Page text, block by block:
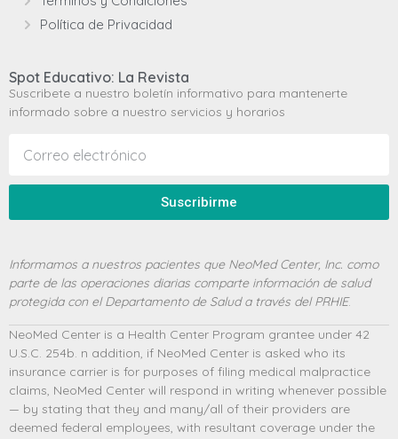
Política de Privacidad
Spot Educativo: La Revista
Suscribete a nuestro boletín informativo para mantenerte
informado sobre a nuestro servicios y horarios
Suscribirme
Informamos a nuestros pacientes que NeoMed Center, Inc. como
parte de las operaciones diarias comparte información de salud
protegida con el Departamento de Salud a través del PRHIE.
NeoMed Center is a Health Center Program grantee under 42
U.S.C. 254b. n addition, if NeoMed Center is asked who its
insurance carrier is for purposes of filing medical malpractice
claims, NeoMed Center will respond in writing whenever possible
— by stating that they and many/all of their providers are
deemed federal employees, with resultant coverage under the